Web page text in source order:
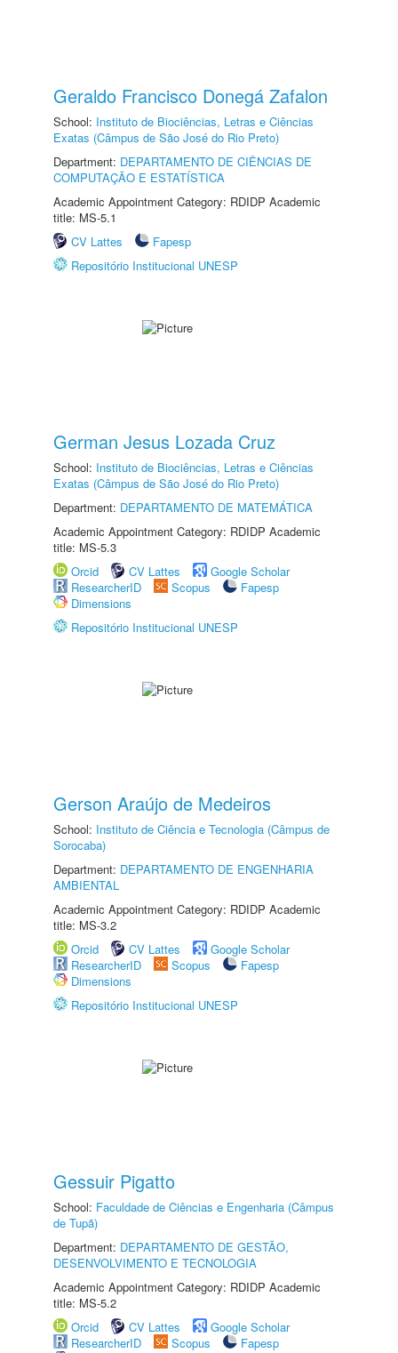
Geraldo Francisco Donegá Zafalon
School: Instituto de Biociências, Letras e Ciências
Exatas (Câmpus de São José do Rio Preto)
Department: DEPARTAMENTO DE CIÊNCIAS DE
COMPUTAÇÃO E ESTATÍSTICA
Academic Appointment Category: RDIDP Academic
title: MS-5.1
CV Lattes
Fapesp
Repositório Institucional UNESP
German Jesus Lozada Cruz
School: Instituto de Biociências, Letras e Ciências
Exatas (Câmpus de São José do Rio Preto)
Department: DEPARTAMENTO DE MATEMÁTICA
Academic Appointment Category: RDIDP Academic
title: MS-5.3
Orcid
CV Lattes
Google Scholar
ResearcherID
Scopus
Fapesp
Dimensions
Repositório Institucional UNESP
Gerson Araújo de Medeiros
School: Instituto de Ciência e Tecnologia (Câmpus de
Sorocaba)
Department: DEPARTAMENTO DE ENGENHARIA
AMBIENTAL
Academic Appointment Category: RDIDP Academic
title: MS-3.2
Orcid
CV Lattes
Google Scholar
ResearcherID
Scopus
Fapesp
Dimensions
Repositório Institucional UNESP
Gessuir Pigatto
School: Faculdade de Ciências e Engenharia (Câmpus
de Tupã)
Department: DEPARTAMENTO DE GESTÃO,
DESENVOLVIMENTO E TECNOLOGIA
Academic Appointment Category: RDIDP Academic
title: MS-5.2
Orcid
CV Lattes
Google Scholar
ResearcherID
Scopus
Fapesp